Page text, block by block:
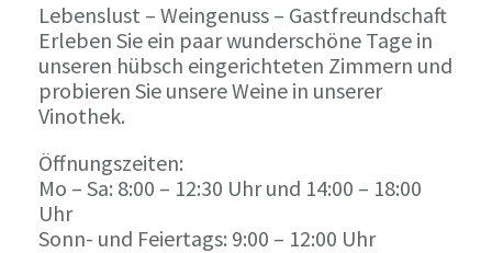
Lebenslust – Weingenuss – Gastfreundschaft
Erleben Sie ein paar wunderschöne Tage in
unseren hübsch eingerichteten Zimmern und
probieren Sie unsere Weine in unserer
Vinothek.
Öffnungszeiten:
Mo – Sa: 8:00 – 12:30 Uhr und 14:00 – 18:00
Uhr
Sonn- und Feiertags: 9:00 – 12:00 Uhr